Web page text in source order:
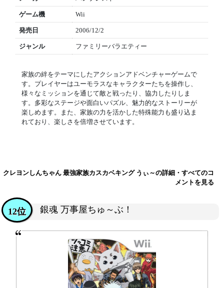
ゲーム機 Wii
発売日 2006/12/2
ジャンル ファミリーバラエティー
家族の絆をテーマにしたアクションアドベンチャーゲームで
す。プレイヤーはユーモラスなキャラクターたちを操作し、
様々なミッションを通じて敵と戦ったり、協力したりしま
す。多彩なステージや面白いパズル、魅力的なストーリーが
楽しめます。また、家族の力を活かした特殊能力も盛り込ま
れており、楽しさを倍増させています。
クレヨンしんちゃん 最強家族カスカベキング うぃ～の詳細・すべてのコ
メントを見る
銀魂 万事屋ちゅ～ぶ！
12位